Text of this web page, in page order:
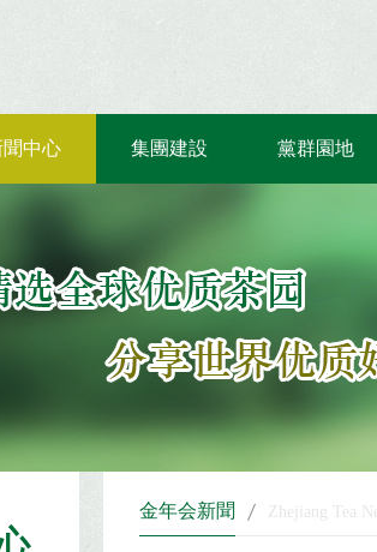
聞中心 集團建設 黨群園地
金年会新聞 Zhejiang Tea